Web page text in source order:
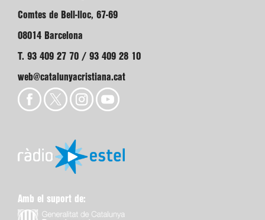
Comtes de Bell-lloc, 67-69
08014 Barcelona
T. 93 409 27 70 / 93 409 28 10
web@catalunyacristiana.cat
Amb el suport de: